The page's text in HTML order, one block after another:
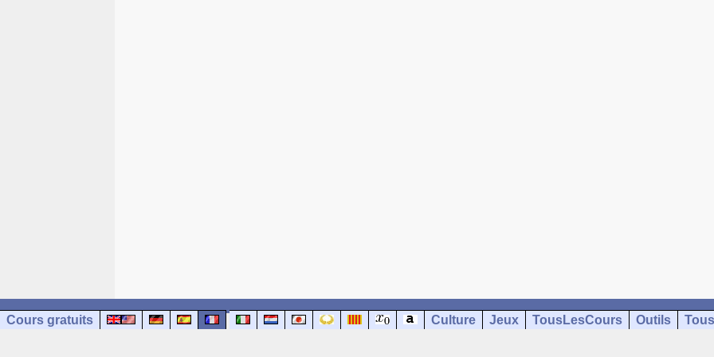
Cours gratuits Culture Jeux TousLesCours Outils